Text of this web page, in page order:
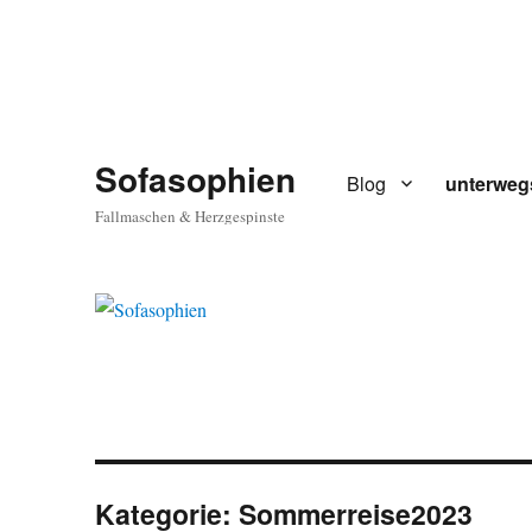
Sofasophien
Fallmaschen & Herzgespinste
Blog
Kategorie:Sommerreise2023